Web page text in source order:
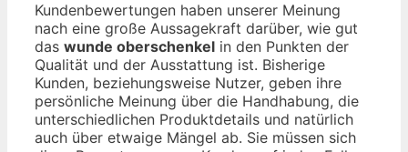
Kundenbewertungen haben unserer Meinung
nach eine große Aussagekraft darüber, wie gut
das wunde oberschenkel in den Punkten der
Qualität und der Ausstattung ist. Bisherige
Kunden, beziehungsweise Nutzer, geben ihre
persönliche Meinung über die Handhabung, die
unterschiedlichen Produktdetails und natürlich
auch über etwaige Mängel ab. Sie müssen sich